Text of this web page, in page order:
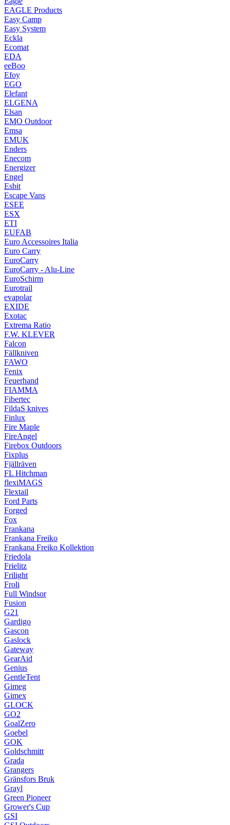
EAGLE Products
Easy Camp
Easy System
Eckla
Ecomat
EDA
eeBoo
Efoy
EGO
Elefant
ELGENA
Elsan
EMO Outdoor
Emsa
EMUK
Enders
Enecom
Energizer
Engel
Esbit
Escape Vans
ESEE
ESX
ETI
EUFAB
Euro Accessoires Italia
Euro Carry
EuroCarry
EuroCarry - Alu-Line
EuroSchirm
Eurotrail
evapolar
EXIDE
Exotac
Extrema Ratio
F.W. KLEVER
Falcon
Fällkniven
FAWO
Fenix
Feuerhand
FIAMMA
Fibertec
FildaS knives
Finlux
Fire Maple
FireAngel
Firebox Outdoors
Fixplus
Fjällräven
FL Hitchman
flexiMAGS
Flextail
Ford Parts
Forged
Fox
Frankana
Frankana Freiko
Frankana Freiko Kollektion
Friedola
Frielitz
Frilight
Froli
Full Windsor
Fusion
G21
Gardigo
Gascon
Gaslock
Gateway
GearAid
Genius
GentleTent
Gimeg
Gimex
GLOCK
GO2
GoalZero
Goebel
GOK
Goldschmitt
Grada
Grangers
Gränsfors Bruk
Grayl
Green Pioneer
Grower's Cup
GSI